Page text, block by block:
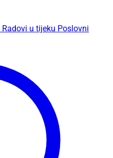
Radovi u tijeku Poslovni